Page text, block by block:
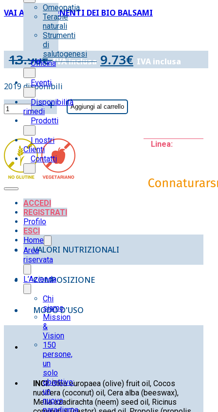
Omeopatia
Terapie
naturali
Strumenti
di
salutogenesi
Officina
Eventi
Disponibilità
rimedi
Prodotti
I nostri
Clienti
Contatti
ACCEDI
REGISTRATI
Profilo
ESCI
Home
Area
riservata
L’Azienda
Chi
siamo
Mission
&
Vision
150
persone,
un
solo
obiettivo:
un
nuovo
paradigma
VAI AI COMPONENTI DEI BIO BALSAMI
13.90€ IVA inclusa 9.73€ IVA inclusa
2019 disponibili
MELALEUCA
COMPOSITUM
Balsamo
-
45ml
quantità
Aggiungi al carrello
Linea:
VALORI NUTRIZIONALI
COMPOSIZIONE
MODO D'USO
INCI:Olea europaea (olive) fruit oil, Cocos
nucifera (coconut) oil, Cera alba (beeswax),
Melia azadirachta (neem) seed oil, Ricinus